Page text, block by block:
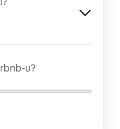
u?